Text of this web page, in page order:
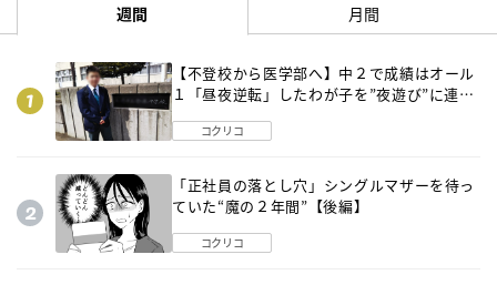
週間 月間
【不登校から医学部へ】中２で成績はオール
１「昼夜逆転」したわが子を”夜遊び”に連れ
コクリコ
「正社員の落とし穴」シングルマザーを待っ
ていた“魔の２年間”【後編】
コクリコ